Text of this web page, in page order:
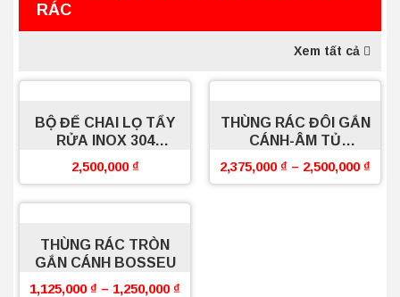
RÁC
Xem tất cả
BỘ ĐỂ CHAI LỌ TẨY
RỬA INOX 304
BOSSEU
2,500,000 ₫
THÙNG RÁC ĐÔI GẮN
CÁNH-ÂM TỦ
BOSSEU
2,375,000 ₫ – 2,500,000 ₫
THÙNG RÁC TRÒN
GẮN CÁNH BOSSEU
1,125,000 ₫ – 1,250,000 ₫